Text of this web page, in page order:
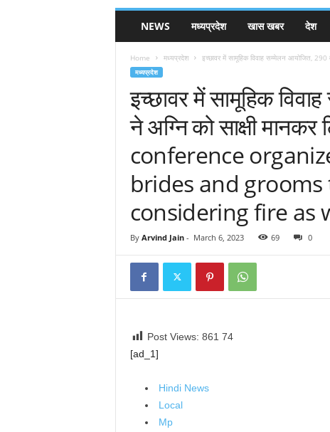
NEWS मध्यप्रदेश खास खबर देश
Home मध्यप्रदेश इच्छावर में सामूहिक विवाह सम्मेलन आयोजित, 290
मध्यप्रदेश
इच्छावर में सामूहिक
ने अग्नि को साक्षी
conference
brides and
considering fire as
By Arvind Jain- March 6, 2023 69 0
Post Views: 861 74
[ad_1]
Hindi News
Local
Mp